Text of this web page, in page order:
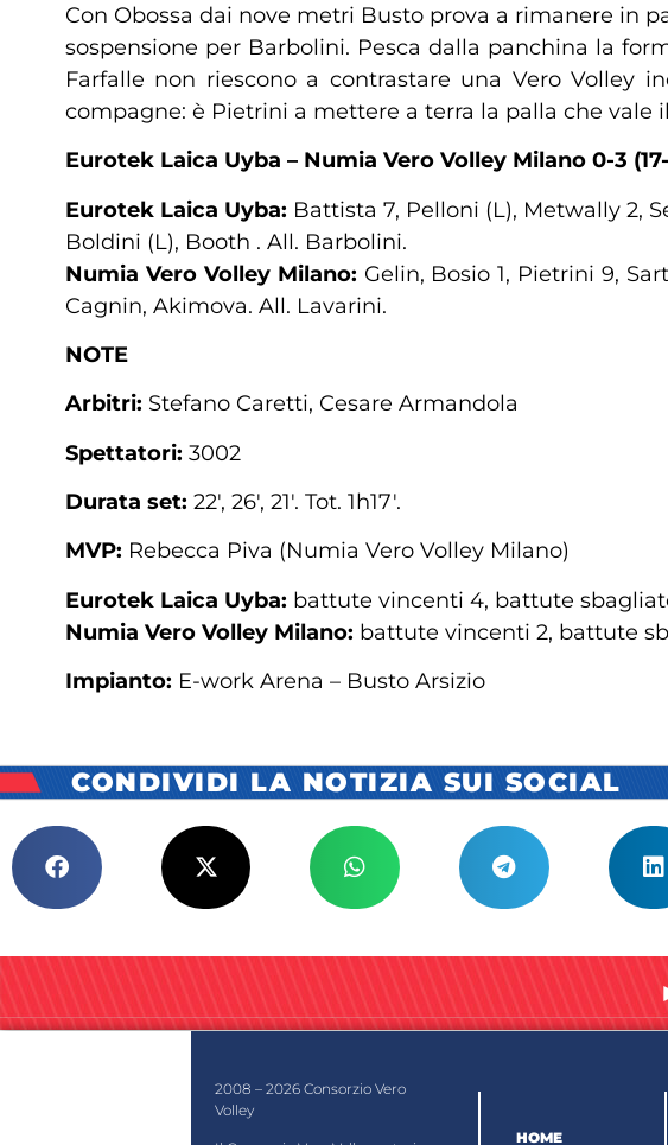
Con Obossa dai nove metri Busto prova a rimanere in
sospensione per Barbolini. Pesca dalla panchina la
Farfalle non riescono a contrastare una Vero Volley
compagne: è Pietrini a mettere a terra la palla che vale il
Eurotek Laica Uyba – Numia Vero Volley Milano 0-3
Eurotek Laica Uyba: Battista 7, Pelloni (L), Metwally 2,
Boldini (L), Booth . All. Barbolini.
Numia Vero Volley Milano: Gelin, Bosio 1, Pietrini 9,
Cagnin, Akimova. All. Lavarini.
NOTE
Arbitri: Stefano Caretti, Cesare Armandola
Spettatori: 3002
Durata set: 22′, 26′, 21′. Tot. 1h17′.
MVP: Rebecca Piva (Numia Vero Volley Milano)
Eurotek Laica Uyba: battute vincenti 4, battute
Numia Vero Volley Milano: battute vincenti 2, battute
Impianto: E-work Arena – Busto Arsizio
CONDIVIDI LA NOTIZIA SUI SOCIAL
2008 – 2026 Consorzio Vero
Volley
HOME